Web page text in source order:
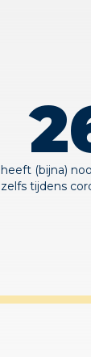
heeft (bijna)
zelfs tijdens